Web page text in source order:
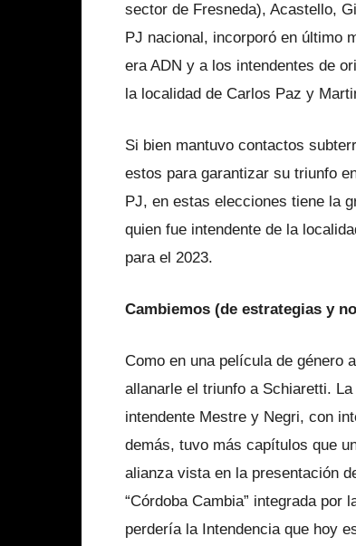
sector de Fresneda), Acastello,
PJ nacional, incorporó en último
era ADN y a los intendentes de
la localidad de Carlos Paz y
Si bien mantuvo contactos
estos para garantizar su triunfo
PJ, en estas elecciones tiene la
quien fue intendente de la
para el 2023.
Cambiemos (de estrategias y
Como en una película de género
allanarle el triunfo a Schiaretti.
intendente Mestre y Negri, con
demás, tuvo más capítulos que
alianza vista en la presentación
“Córdoba Cambia” integrada por
perdería la Intendencia que hoy